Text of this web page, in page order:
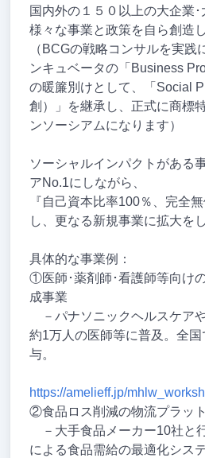
国内外の１５０以上の大企業･
様々な事業と政策を自ら創造
（BCGの戦略コンサルを実践
ンキュベータの「Business
の暖簾別けとして、「Social
創）」を継承し、正式に商標
ンソーシアムになります）
ソーシャルインパクトがある
アNo.1にしながら、
『自己資本比率100％、完全
し、更なる新規事業に拡大を
具体的な事業例：
①医師･薬剤師･看護師等向け
成事業
－パナソニックヘルスケア
約1万人の医師等に普及。全
与。
https://amelieff.jp/
②食品ロス削減の物流プラッ
－大手食品メーカー10社と
による食品需給の最適化シス